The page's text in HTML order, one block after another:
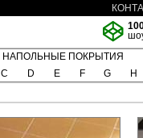
НАПОЛЬНЫЕ ПОКРЫТИЯ
C D E F G H